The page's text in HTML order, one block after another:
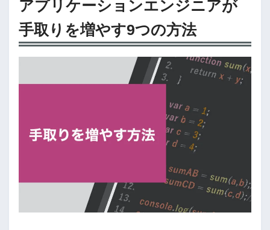
アプリケーションエンジニアが
手取りを増やす9つの方法